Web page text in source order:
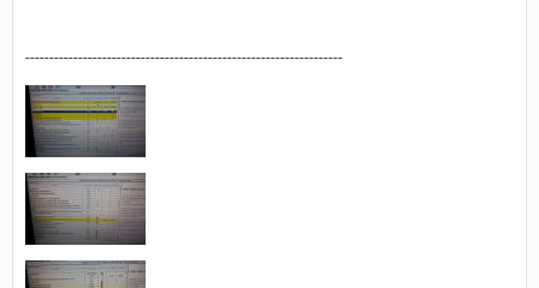
------------------------------------------------------------------